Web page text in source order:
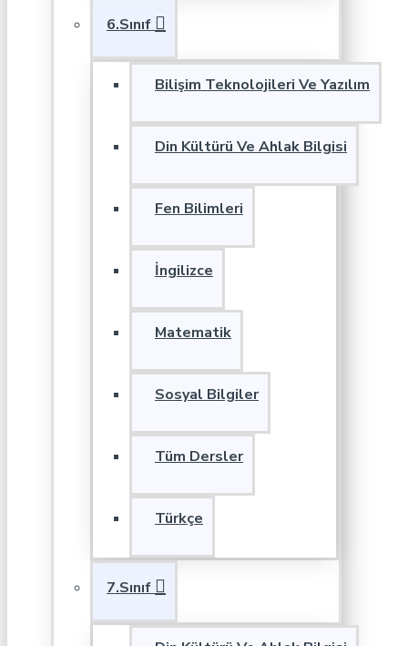
6.Sınıf
Bilişim Teknolojileri Ve Yazılım
Din Kültürü Ve Ahlak Bilgisi
Fen Bilimleri
İngilizce
Matematik
Sosyal Bilgiler
Tüm Dersler
Türkçe
7.Sınıf